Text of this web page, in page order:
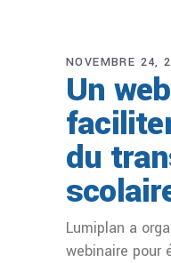
NOVEMBRE 24,
Un
du
Lumiplan a
webinaire pour